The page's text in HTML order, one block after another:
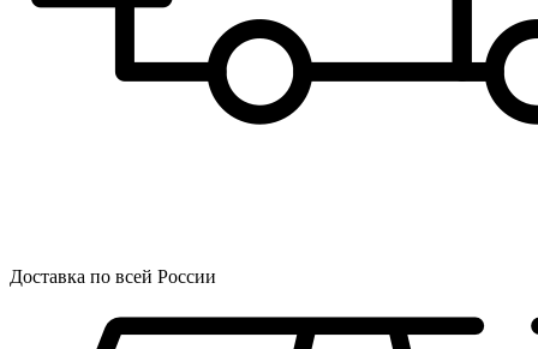
Доставка по всей России